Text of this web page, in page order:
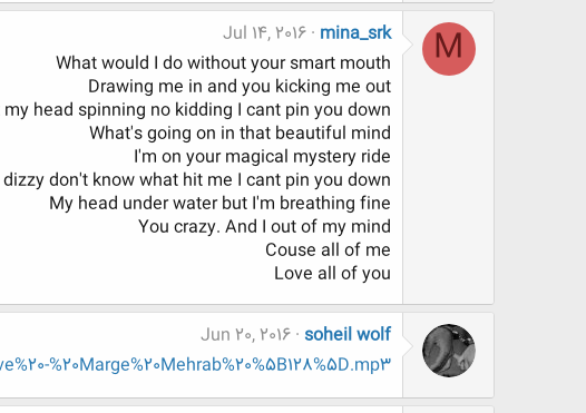
M
mina_srk
Jul 14, 2016
What would I do without your smart mouth
Drawing me in and you kicking me out
my head spinning no kidding I cant pin you down
What's going on in that beautiful mind
I'm on your magical mystery ride
don't know what hit me I cant pin you down
My head under water but I'm breathing fine
You crazy. And I out of my mind
Couse all of me
Love all of you
soheil wolf
Jun 20, 2016
%20Marge%20Mehrab%20%5B128%5D.mp3